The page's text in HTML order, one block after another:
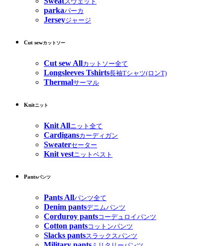
parkaパーカ
Jerseyジャージ
Cut sewカットソー
Cut sew Allカットソー全て
Longsleeves Tshirts長袖Tシャツ(ロンT)
Thermalサーマル
Knitニット
Knit Allニット全て
Cardigansカーディガン
Sweaterセーター
Knit vestニットベスト
Pantsパンツ
Pants Allパンツ全て
Denim pantsデニムパンツ
Corduroy pantsコーデュロイパンツ
Cotton pantsコットンパンツ
Slacks pantsスラックスパンツ